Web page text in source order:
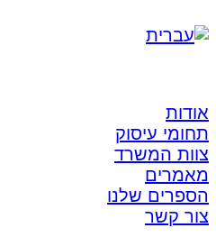
אודות
תחומי עיסוק
צוות המשרד
מאמרים
הספרים שלנו
צור קשר